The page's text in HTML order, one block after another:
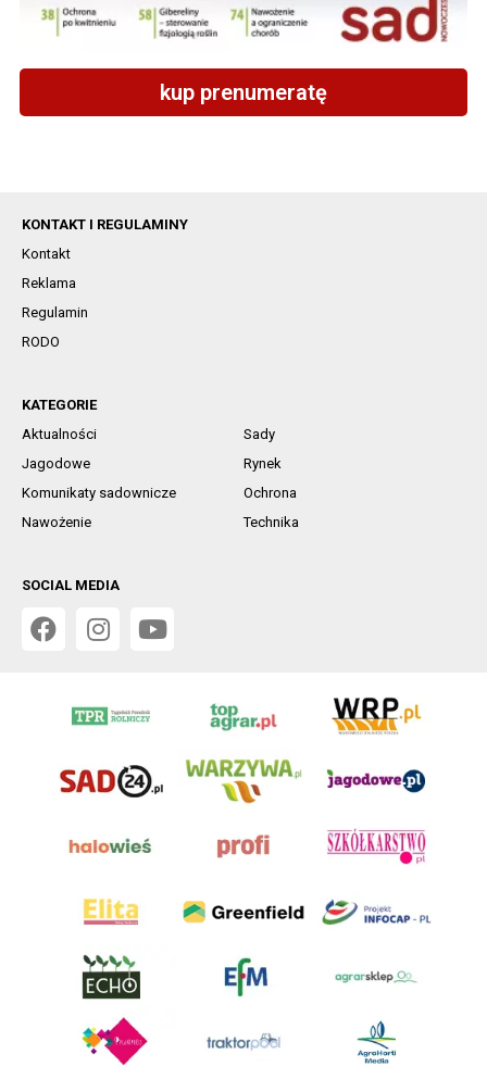
kup prenumeratę
KONTAKT I REGULAMINY
Kontakt
Reklama
Regulamin
RODO
KATEGORIE
Aktualności
Sady
Jagodowe
Rynek
Komunikaty sadownicze
Ochrona
Nawożenie
Technika
SOCIAL MEDIA